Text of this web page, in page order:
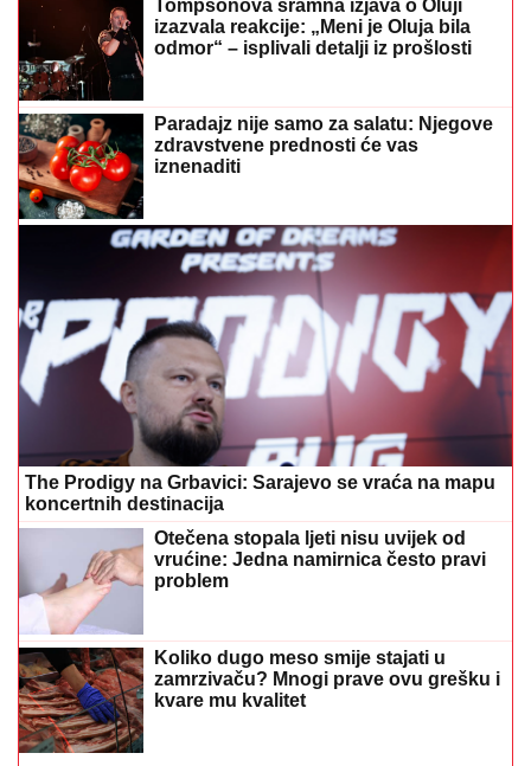
Tompsonova sramna izjava o Oluji
izazvala reakcije: „Meni je Oluja bila
odmor“ – isplivali detalji iz prošlosti
Paradajz nije samo za salatu: Njegove
zdravstvene prednosti će vas
iznenaditi
The Prodigy na Grbavici: Sarajevo se vraća na mapu
koncertnih destinacija
Otečena stopala ljeti nisu uvijek od
vrućine: Jedna namirnica često pravi
problem
Koliko dugo meso smije stajati u
zamrzivaču? Mnogi prave ovu grešku i
kvare mu kvalitet